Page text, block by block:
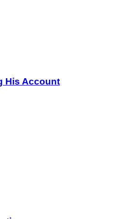
His Account